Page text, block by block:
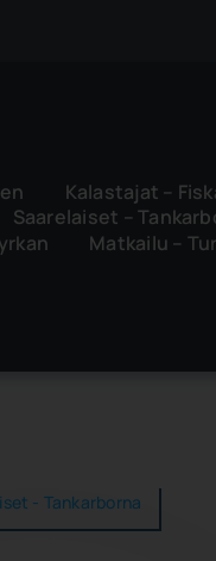
Kalastajat –
Saarelaiset –
Matkailu –
- Tankarborna